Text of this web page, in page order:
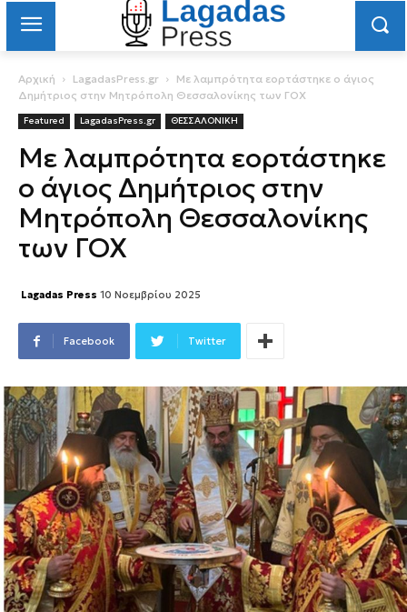
Αρχική LagadasPress.gr
Με λαμπρότητα εορτάστηκε ο άγιος
Δημήτριος στην Μητρόπολη Θεσσαλονίκης των ΓΟΧ
Featured LagadasPress.gr ΘΕΣΣΑΛΟΝΙΚΗ
Με λαμπρότητα εορτάστηκε
ο άγιος Δημήτριος στην
Μητρόπολη Θεσσαλονίκης
των ΓΟΧ
Lagadas Press 10 Νοεμβρίου 2025
Facebook Twitter